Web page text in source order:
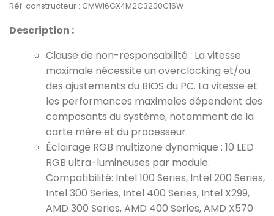
Réf. constructeur : CMW16GX4M2C3200C16W
Description :
Clause de non-responsabilité : La vitesse
maximale nécessite un overclocking et/ou
des ajustements du BIOS du PC. La vitesse et
les performances maximales dépendent des
composants du système, notamment de la
carte mère et du processeur.
Éclairage RGB multizone dynamique : 10 LED
RGB ultra-lumineuses par module.
Compatibilité: Intel 100 Series, Intel 200 Series,
Intel 300 Series, Intel 400 Series, Intel X299,
AMD 300 Series, AMD 400 Series, AMD X570